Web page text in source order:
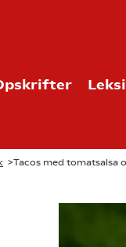
>Tacos med tomatsalsa